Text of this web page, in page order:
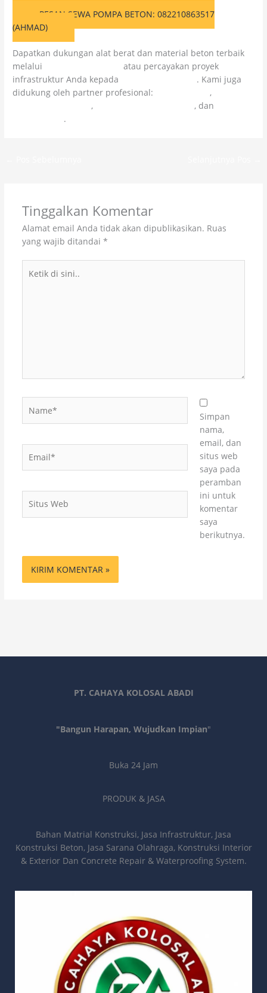
PESAN SEWA POMPA BETON: 082210863517
(AHMAD)
Dapatkan dukungan alat berat dan material beton terbaik
melalui
atau percayakan proyek
infrastruktur Anda kepada
. Kami juga
didukung oleh partner profesional:
,
, , dan
.
Tinggalkan Komentar
Alamat email Anda tidak akan dipublikasikan. Ruas
yang wajib ditandai *
Web
Simpan
nama,
email, dan
situs web
saya pada
peramban
ini untuk
komentar
saya
berikutnya.
PT. CAHAYA KOLOSAL ABADI
"Bangun Harapan, Wujudkan Impian"
Buka 24 Jam
PRODUK & JASA
Bahan Matrial Konstruksi, Jasa Infrastruktur, Jasa
Konstruksi Beton, Jasa Sarana Olahraga, Konstruksi Interior
& Exterior Dan Concrete Repair & Waterproofing System.